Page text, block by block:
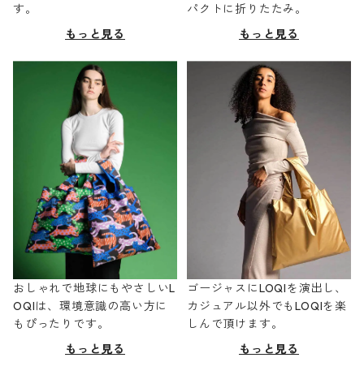
す。
もっと見る
パクトに折りたたみ。
もっと見る
おしゃれで地球にもやさしいL
OQIは、環境意識の高い方に
もぴったりです。
もっと見る
ゴージャスにLOQIを演出し、
カジュアル以外でもLOQIを楽
しんで頂けます。
もっと見る